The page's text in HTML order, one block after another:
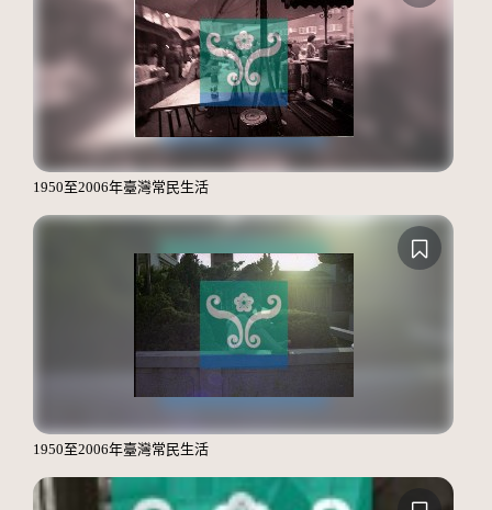
1950至2006年臺灣常民生活
1950至2006年臺灣常民生活